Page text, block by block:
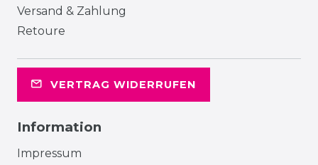
Versand & Zahlung
Retoure
VERTRAG WIDERRUFEN
Information
Impressum